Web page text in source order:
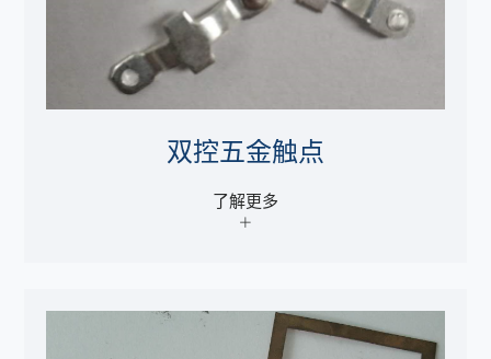
双控五金触点
了解更多